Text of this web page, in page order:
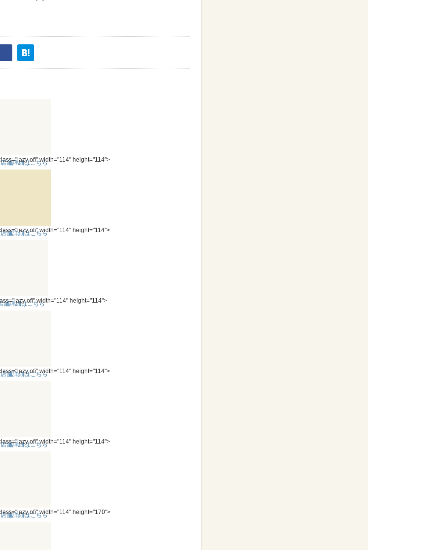
舗詳細はこちらofi" width="114" height="114">
舗詳細はこちらofi" width="114" height="114">
舗詳細はこちらofi" width="114" height="114">
舗詳細はこちらofi" width="114" height="114">
舗詳細はこちらofi" width="114" height="114">
舗詳細はこちらofi" width="114" height="170">